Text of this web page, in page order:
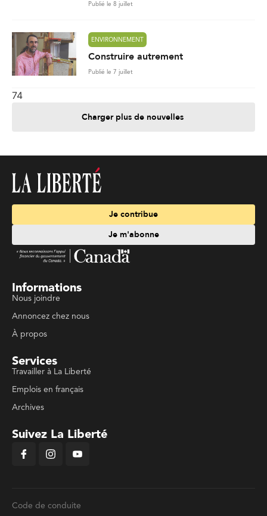
Publié le 8 juillet
ENVIRONNEMENT
Construire autrement
Publié le 7 juillet
74
Charger plus de nouvelles
Je contribue
Je m'abonne
Informations
Nous joindre
Annoncez chez nous
À propos
Services
Travailler à La Liberté
Emplois en français
Archives
Suivez La Liberté
Code de conduite